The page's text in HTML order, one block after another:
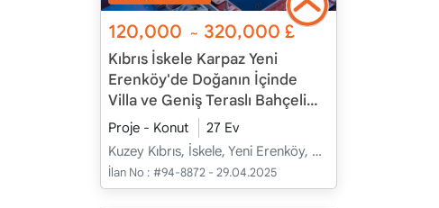
120,000 ~ 320,000£
Kıbrıs İskele Karpaz Yeni
Erenköy'de Doğanın İçinde
Villa ve Geniş Teraslı Bahçeli
Apartman Daireleri
Proje - Konut
27 Ev
Kuzey Kıbrıs, İskele, Yeni Erenköy, Merkez - Merkez
İlan No : #94-8872 - 29.04.2025